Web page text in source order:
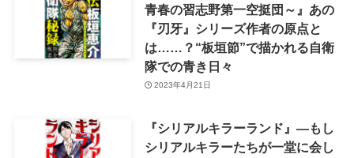
青春の習志野第一空挺団～』あの
『刃牙』シリーズ作者の原点と
は……？“板垣節”で描かれる自衛
隊での青き日々
2023年4月21日
『シリアルキラーランド』―もし
シリアルキラーたちが一堂に会し